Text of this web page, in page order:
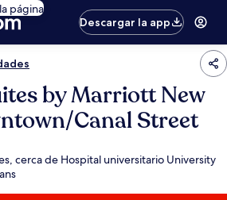
página
Descargar la app
by Marriott New
Canal Street
cerca de Hospital universitario University